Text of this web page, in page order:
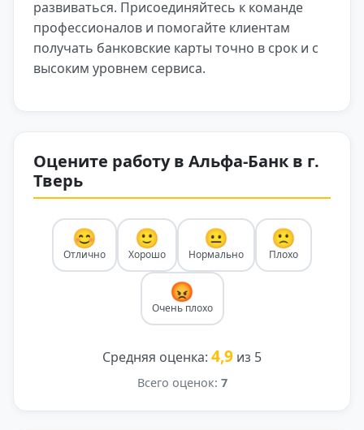
развиваться. Присоединяйтесь к команде
профессионалов и помогайте клиентам
получать банковские карты точно в срок и с
высоким уровнем сервиса.
Оцените работу в Альфа-Банк в г.
Тверь
😊
Отлично
🙂
Хорошо
😐
Нормально
🙁
Плохо
😡
Очень плохо
Средняя оценка: 4,9 из 5
Всего оценок: 7